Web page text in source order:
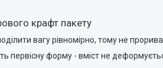
крафт пакету
вагу рівномірно, тому не
первісну форму - вміст не